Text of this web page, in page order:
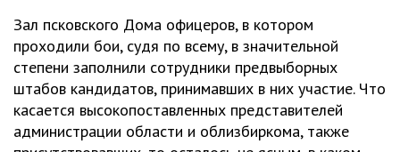
Зал псковского Дома офицеров, в котором
проходили бои, судя по всему, в значительной
степени заполнили сотрудники предвыборных
штабов кандидатов, принимавших в них участие. Что
касается высокопоставленных представителей
администрации области и облизбиркома, также